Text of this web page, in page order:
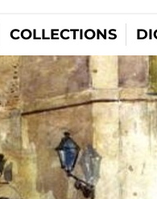
COLLECTIONS